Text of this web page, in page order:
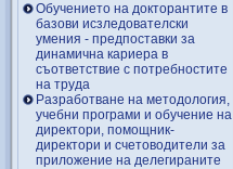
Обучението на докторантите в
базови исзледователски
умения - предпоставки за
динамична кариера в
съответствие с потребностите
на труда
Разработване на методология,
учебни програми и обучение на
директори, помощник-
директори и счетоводители за
приложение на делегираните